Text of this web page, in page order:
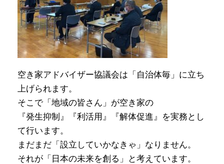
空き家アドバイザー協議会は「自治体毎」に立ち
上げられます。
そこで「地域の皆さん」が空き家の
『発生抑制』『利活用』『解体促進』を実務とし
て行います。
まだまだ「設立していかなきゃ」なりません。
それが「日本の未来を創る」と考えています。